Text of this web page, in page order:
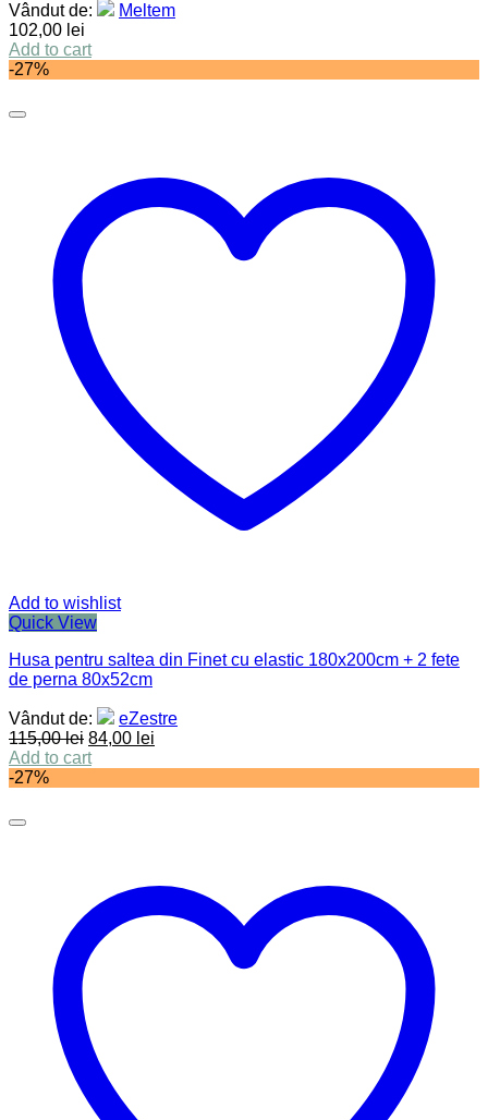
Vândut de:
Meltem
102,00 lei
Add to cart
-27%
Add to wishlist
Quick View
Husa pentru saltea din Finet cu elastic 180x200cm + 2 fete
de perna 80x52cm
Vândut de:
eZestre
115,00lei 84,00 lei
Add to cart
-27%